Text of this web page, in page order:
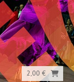
2,00 €